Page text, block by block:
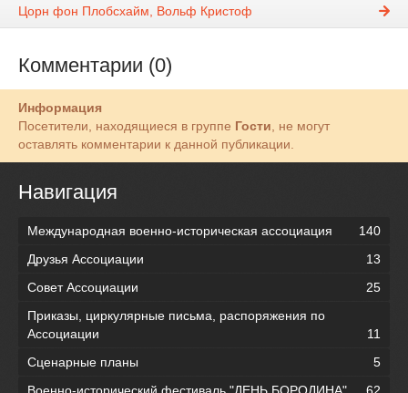
Цорн фон Плобсхайм, Вольф Кристоф
Комментарии (0)
Информация
Посетители, находящиеся в группе Гости, не могут
оставлять комментарии к данной публикации.
Навигация
Международная военно-историческая ассоциация
140
Друзья Ассоциации
13
Совет Ассоциации
25
Приказы, циркулярные письма, распоряжения по
Ассоциации
11
Сценарные планы
5
Военно-исторический фестиваль "ДЕНЬ БОРОДИНА"
62